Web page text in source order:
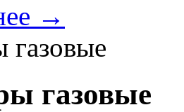
→
газовые